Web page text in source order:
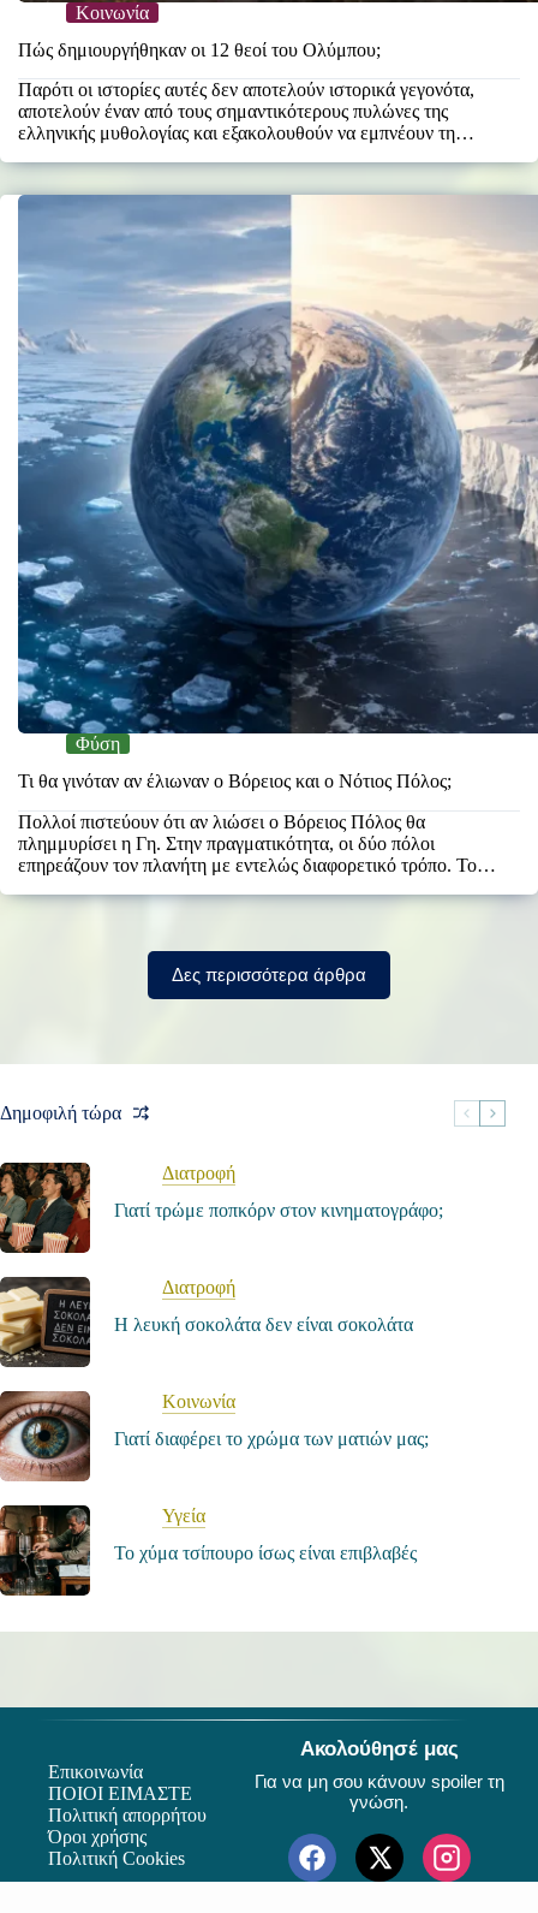
Κοινωνία
Πώς δημιουργήθηκαν οι 12 θεοί του Ολύμπου;
Παρότι οι ιστορίες αυτές δεν αποτελούν ιστορικά γεγονότα,
αποτελούν έναν από τους σημαντικότερους πυλώνες της
ελληνικής μυθολογίας και εξακολουθούν να εμπνέουν τη
Φύση
Τι θα γινόταν αν έλιωναν ο Βόρειος και ο Νότιος Πόλος;
Πολλοί πιστεύουν ότι αν λιώσει ο Βόρειος Πόλος θα
πλημμυρίσει η Γη. Στην πραγματικότητα, οι δύο πόλοι
επηρεάζουν τον πλανήτη με εντελώς διαφορετικό τρόπο. Το…
Δες περισσότερα άρθρα
Δημοφιλή τώρα
Διατροφή
Γιατί τρώμε ποπκόρν στον κινηματογράφο;
Διατροφή
Η λευκή σοκολάτα δεν είναι σοκολάτα
Κοινωνία
Γιατί διαφέρει το χρώμα των ματιών μας;
Υγεία
Το χύμα τσίπουρο ίσως είναι επιβλαβές
Επικοινωνία
ΠΟΙΟΙ ΕΙΜΑΣΤΕ
Πολιτική απορρήτου
Όροι χρήσης
Πολιτική Cookies
Ακολούθησέ μας
Για να μη σου κάνουν spoiler τη
γνώση.